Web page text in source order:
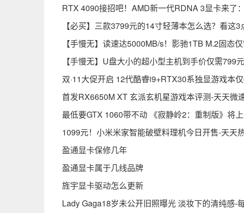
RTX 4090接招吧！AMD新一代RDNA 3显卡来了
【必买】三款3799元的14寸轻薄本怎么选？看这
【手慢无】读速达5000MB/s！影驰1TB M.2固态
【手慢无】U盘大小的超小型主机到手价仅需799
双·11大促开启 12代酷睿i9+RTX30系独显游戏本
首发RX6650M XT 玄派玄机星游戏本评测-天天微
最低要GTX 1060带不动 《寂静岭2：重制版》将
1099元！小米米家智能破壁料理机今日开售-天天
盈通显卡保修几年
盈通显卡属于几线品牌
旌宇显卡驱动怎么更新
Lady Gaga18岁未公开旧照曝光 淡妆下的清纯感-